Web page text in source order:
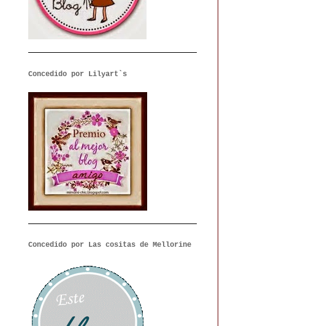
Concedido por Lilyart`s
Concedido por Las cositas de Mellorine